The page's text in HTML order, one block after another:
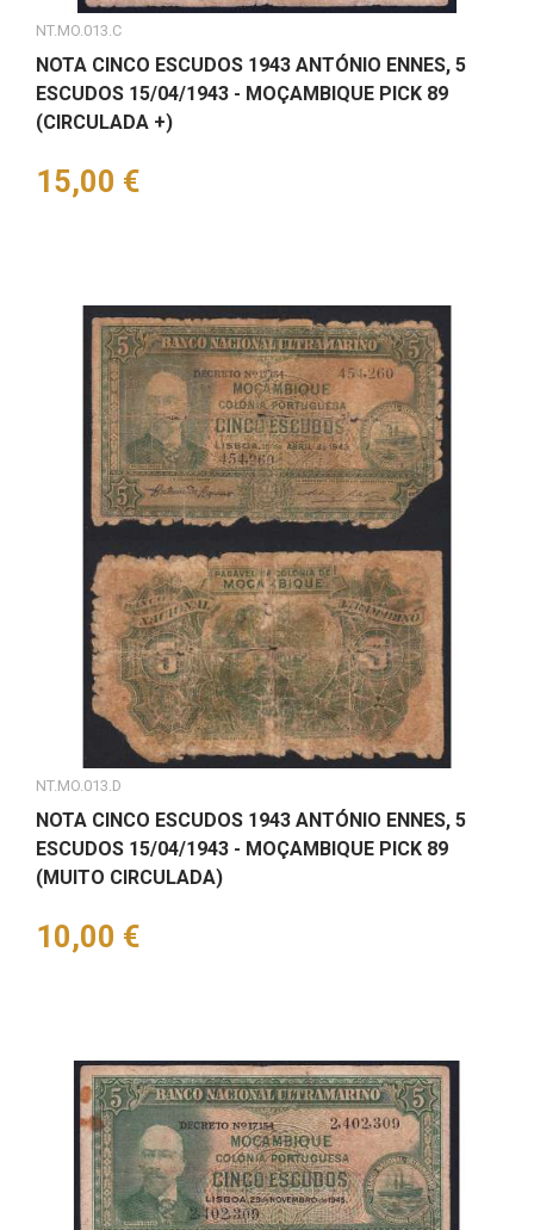
NT.MO.013.C
NOTA CINCO ESCUDOS 1943 ANTÓNIO ENNES, 5
ESCUDOS 15/04/1943 - MOÇAMBIQUE PICK 89
(CIRCULADA +)
Preço
15,00 €
NT.MO.013.D
NOTA CINCO ESCUDOS 1943 ANTÓNIO ENNES, 5
ESCUDOS 15/04/1943 - MOÇAMBIQUE PICK 89
(MUITO CIRCULADA)
Preço
10,00 €